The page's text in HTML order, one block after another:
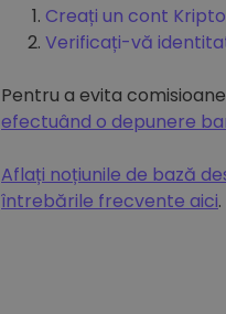
Creați un cont
Verificați-vă
Pentru a evita
efectuând o depunere
Aflați noțiunile de bază
întrebările frecvente aici.